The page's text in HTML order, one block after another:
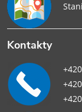
Kontakty